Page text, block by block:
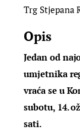
Trg Stjepana
Opis
Jedan od
umjetnika
vraća se u
subotu, 14.
sati.